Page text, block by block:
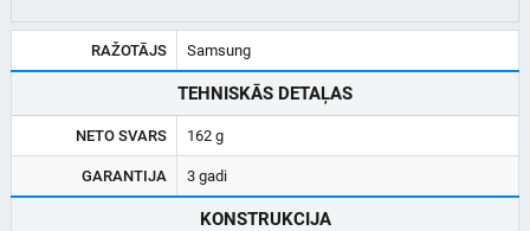
RAŽOTĀJS Samsung
TEHNISKĀS DETAĻAS
NETO SVARS 162 g
GARANTIJA 3 gadi
KONSTRUKCIJA